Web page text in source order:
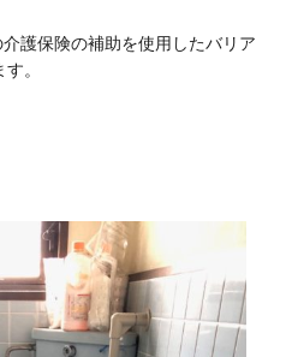
護保険の補助を使用したバリア
。